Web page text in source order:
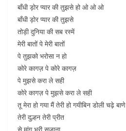
बाँधी ड़ोर प्यार की तुझसे हो ओ ओ ओ
बाँधी ड़ोर प्यार की तुझसे
तोड़ी दुनिया की सब रस्में
मेरी बातों पे मेरी बातों
पे तुझको भरोसा न हो
कोरे कागज़ पे कोरे कागज़
पे मुझसे करा ले सही
कोरे कागज़ पे मुझसे करा ले सही
तू मेरा हो गया मैं तेरी हो गयीबिन डोली चढ़े बाणे
तेरी दुल्हन तेरी प्रीत